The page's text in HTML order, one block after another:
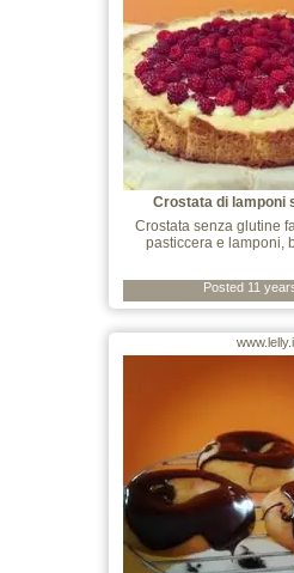
Crostata di lamponi
Crostata senza glutine
pasticcera e lamponi,
Posted 11